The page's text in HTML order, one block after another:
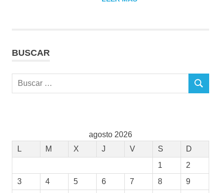
BUSCAR
Buscar:
BUSCAR
agosto 2026
L
M X J V S
D
1
2
3
4 5 6 7 8
9